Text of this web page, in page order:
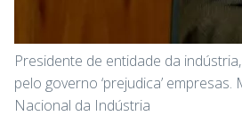
Presidente de entidade da
pelo governo ‘prejudica’
Nacional da Indústria